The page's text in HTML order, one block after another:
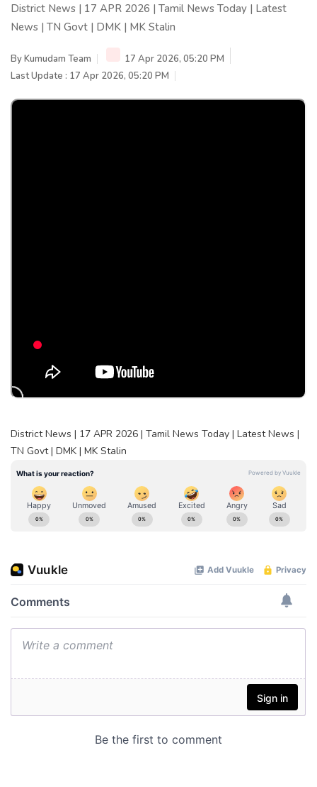
District News | 17 APR 2026 | Tamil News Today | Latest
News | TN Govt | DMK | MK Stalin
ByKumudam Team
17 Apr 2026, 05:20 PM
Last Update : 17 Apr 2026, 05:20 PM
District News | 17 APR 2026 | Tamil News Today | Latest News |
TN Govt | DMK | MK Stalin